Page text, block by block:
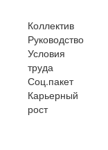
Коллектив
Руководство
Условия
труда
Соц.пакет
Карьерный
рост